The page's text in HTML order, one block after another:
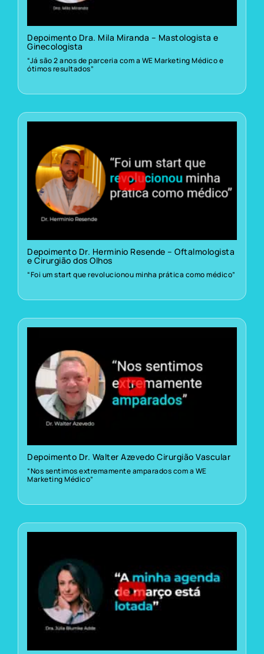
Depoimento Dra. Mila Miranda – Mastologista e
Ginecologista
“Já são 2 anos de parceria com a WE Marketing Médico e
ótimos resultados”
Depoimento Dr. Herminio Resende – Oftalmologista
e Cirurgião dos Olhos
“Foi um start que revolucionou minha prática como médico”
Depoimento Dr. Walter Azevedo Cirurgião Vascular
“Nos sentimos extremamente amparados com a WE
Marketing Médico”